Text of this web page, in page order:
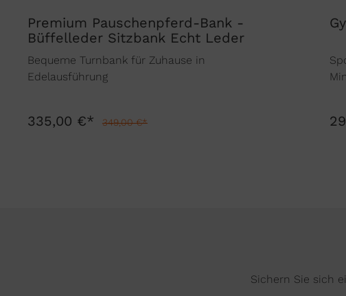
Premium Pauschenpferd-Bank -
Büffelleder Sitzbank Echt Leder
Bequeme Turnbank für Zuhause in
Edelausführung
335,00 €* 349,00 €*
Sichern Sie sich